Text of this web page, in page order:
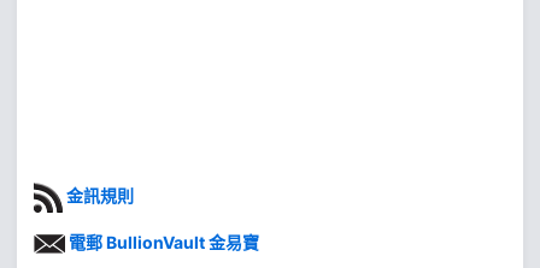
金訊規則
電郵 BullionVault 金易寶